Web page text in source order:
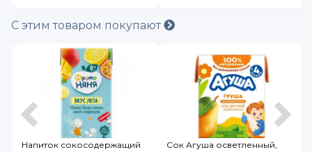
С этим товаром покупают
Напиток сокосодержащий
Сок Агуша осветленный,